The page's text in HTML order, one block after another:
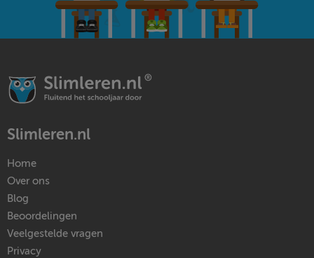
Slimleren.nl
Home
Over ons
Blog
Beoordelingen
Veelgestelde vragen
Privacy